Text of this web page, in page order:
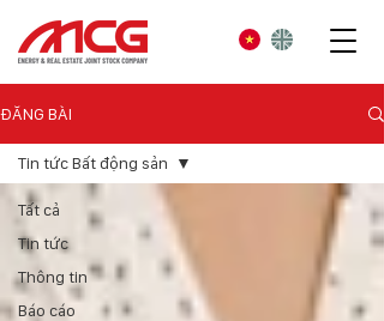
ĐĂNG BÀI
Tất cả
Tin tức
Thông tin
Báo cáo
Tin tức Bất động sản